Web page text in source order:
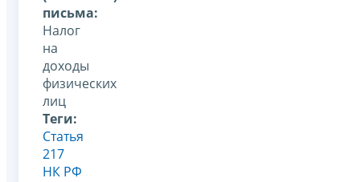
письма:
Налог
на
доходы
физических
лиц
Теги:
Статья
217
НК РФ